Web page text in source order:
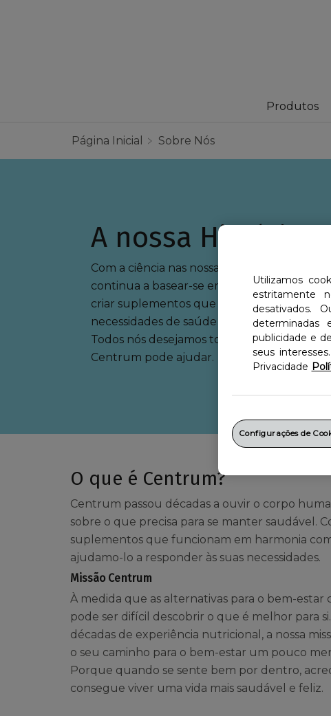
Produtos
Página Inicial Sobre Nós
A nossa História
Com a ciência nas nossas raízes, Centrum
continua a basear-se em estudos
criar suplementos que ajudem a satisfazer
necessidades de saúde e bem-estar das
Todos nós desejamos tornar-nos melhores.
Centrum pode ajudar.
O que é Centrum?
Centrum passou décadas a ouvir o corpo
sobre o que precisa para se manter saudável.
suplementos que funcionam em harmonia
ajudamo-lo a responder às suas necessidades.
Missão Centrum
À medida que as alternativas para o bem-estar
pode ser difícil descobrir o que é melhor para
décadas de experiência nutricional, a nossa
o seu caminho para o bem-estar um pouco
Porque quando se sente bem por dentro,
consegue viver uma vida mais saudável e feliz.
Utilizamos
estritamente
desativados.
determinadas
publicidade e
seus
Privacidade
Configurações de